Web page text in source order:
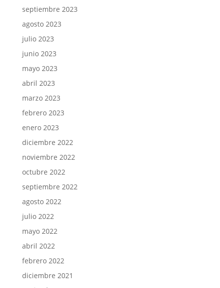
septiembre 2023
agosto 2023
julio 2023
junio 2023
mayo 2023
abril 2023
marzo 2023
febrero 2023
enero 2023
diciembre 2022
noviembre 2022
octubre 2022
septiembre 2022
agosto 2022
julio 2022
mayo 2022
abril 2022
febrero 2022
diciembre 2021